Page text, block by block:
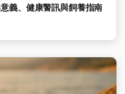
義、健康警訊與飼養指南